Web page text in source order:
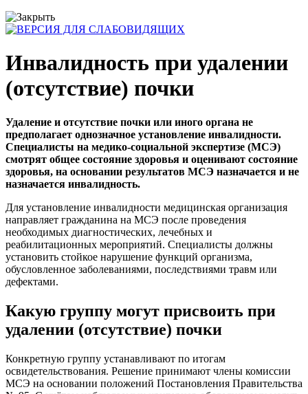
Инвалидность при удалении
(отсутствие) почки
Удаление и отсутствие почки или иного органа не
предполагает однозначное установление инвалидности.
Специалисты на медико-социальной экспертизе (МСЭ)
смотрят общее состояние здоровья и оценивают состояние
здоровья, на основании результатов МСЭ назначается и не
назначается инвалидность.
Для установление инвалидности медицинская организация
направляет гражданина на МСЭ после проведения
необходимых диагностических, лечебных и
реабилитационных мероприятий. Специалисты должны
установить стойкое нарушение функций организма,
обусловленное заболеваниями, последствиями травм или
дефектами.
Какую группу могут присвоить при
удалении (отсутствие) почки
Конкретную группу устанавливают по итогам
освидетельствования. Решение принимают члены комиссии
МСЭ на основании положений Постановления Правительства